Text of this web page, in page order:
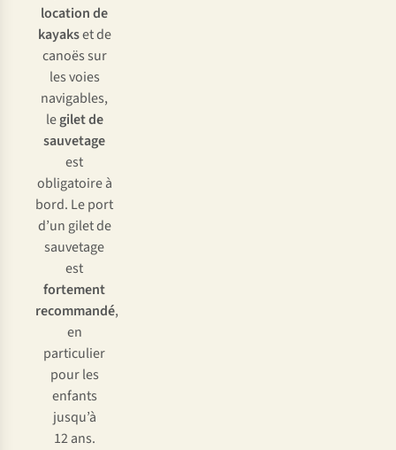
location de
kayakset de
canoës sur
les voies
navigables,
legilet de
sauvetage
est
obligatoire à
bord. Le port
d’un gilet de
sauvetage
est
fortement
recommandé,
en
particulier
pour les
enfants
jusqu’à
12 ans.